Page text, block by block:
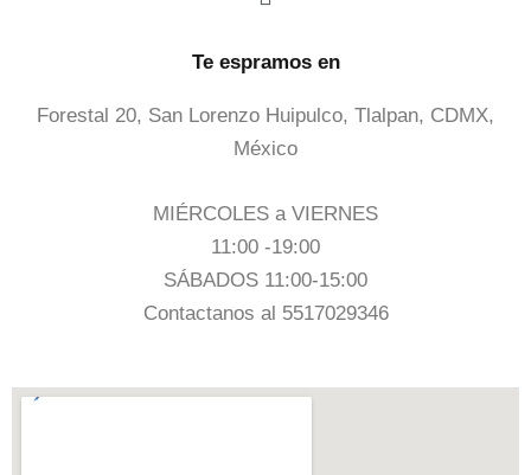
Te espramos en
Forestal 20, San Lorenzo Huipulco, Tlalpan, CDMX,
México
MIÉRCOLES a VIERNES
11:00 -19:00
SÁBADOS 11:00-15:00
Contactanos al 5517029346